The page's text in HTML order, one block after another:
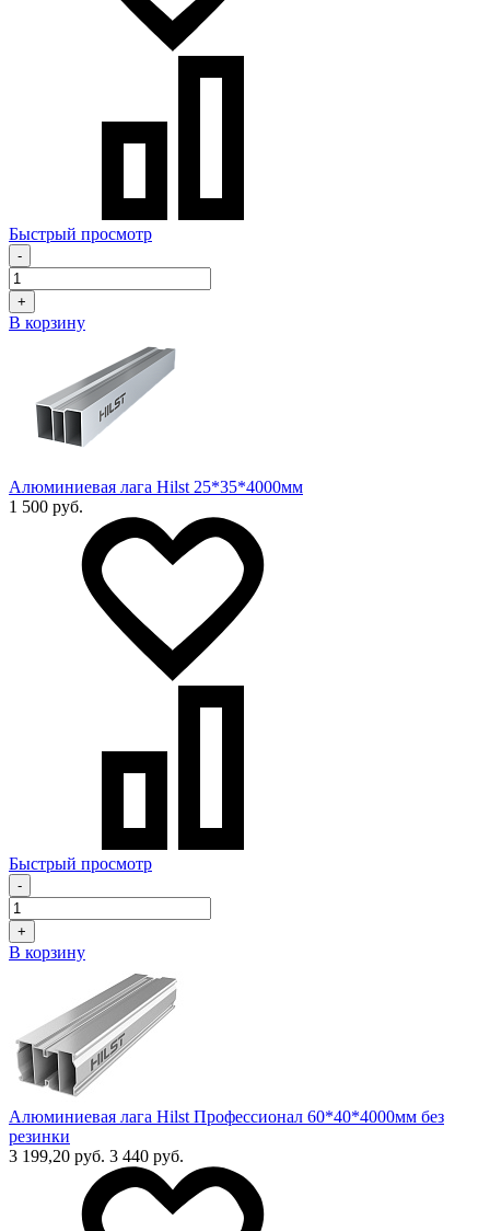
Быстрый просмотр
-
+
В корзину
Алюминиевая лага Hilst 25*35*4000мм
1 500 руб.
Быстрый просмотр
-
+
В корзину
Алюминиевая лага Hilst Профессионал 60*40*4000мм без
резинки
3 199,20 руб. 3 440 руб.